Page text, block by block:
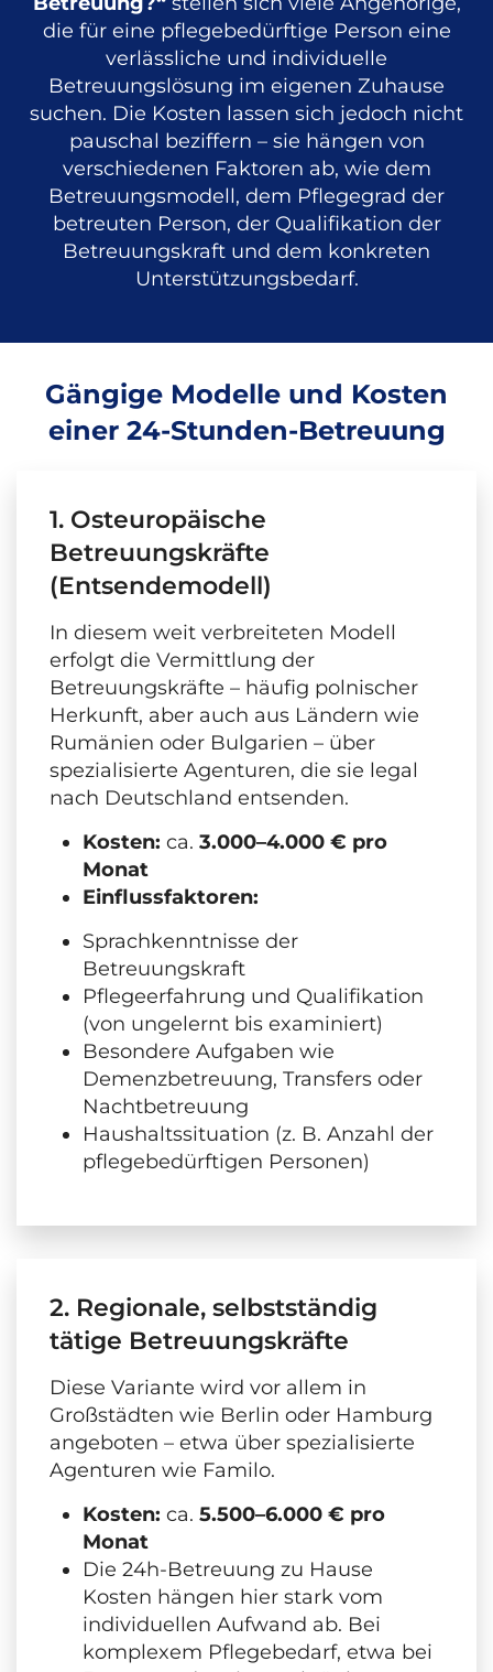
die für eine pflegebedürftige Person eine
verlässliche und individuelle
Betreuungslösung im eigenen Zuhause
suchen. Die Kosten lassen sich jedoch nicht
pauschal beziffern – sie hängen von
verschiedenen Faktoren ab, wie dem
Betreuungsmodell, dem Pflegegrad der
betreuten Person, der Qualifikation der
Betreuungskraft und dem konkreten
Unterstützungsbedarf.
Gängige Modelle und Kosten
einer 24-Stunden-Betreuung
1. Osteuropäische
Betreuungskräfte
(Entsendemodell)
In diesem weit verbreiteten Modell
erfolgt die Vermittlung der
Betreuungskräfte – häufig polnischer
Herkunft, aber auch aus Ländern wie
Rumänien oder Bulgarien – über
spezialisierte Agenturen, die sie legal
nach Deutschland entsenden.
Kosten: ca. 3.000–4.000 € pro
Monat
Einflussfaktoren:
Sprachkenntnisse der
Betreuungskraft
Pflegeerfahrung und Qualifikation
(von ungelernt bis examiniert)
Besondere Aufgaben wie
Demenzbetreuung, Transfers oder
Nachtbetreuung
Haushaltssituation (z. B. Anzahl der
pflegebedürftigen Personen)
2. Regionale, selbstständig
tätige Betreuungskräfte
Diese Variante wird vor allem in
Großstädten wie Berlin oder Hamburg
angeboten – etwa über spezialisierte
Agenturen wie Familo.
Kosten: ca. 5.500–6.000 € pro
Monat
Die 24h-Betreuung zu Hause
Kosten hängen hier stark vom
individuellen Aufwand ab. Bei
komplexem Pflegebedarf, etwa bei